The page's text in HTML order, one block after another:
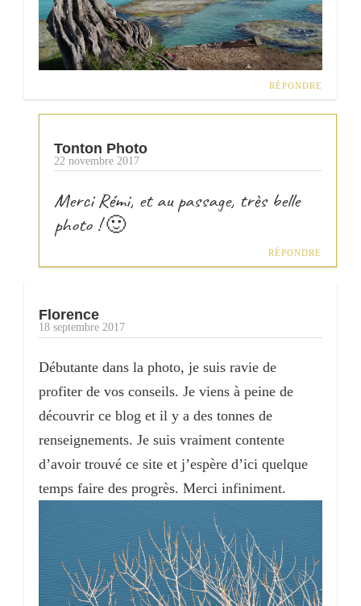
RÉPONDRE
Tonton Photo
22 novembre 2017
Merci Rémi, et au passage, très belle
photo ! 🙂
RÉPONDRE
Florence
18 septembre 2017
Débutante dans la photo, je suis ravie de
profiter de vos conseils. Je viens à peine de
découvrir ce blog et il y a des tonnes de
renseignements. Je suis vraiment contente
d’avoir trouvé ce site et j’espère d’ici quelque
temps faire des progrès. Merci infiniment.